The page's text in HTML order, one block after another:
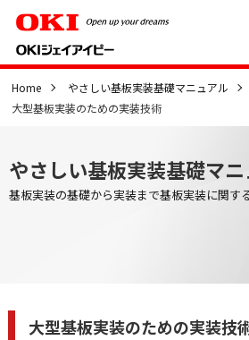
Home
やさしい基板実装基礎マニュアル
大型基板実装のための実装技術
やさしい基板実装基礎マ
基板実装の基礎から実装まで基板実装に関す
大型基板実装のための実装技